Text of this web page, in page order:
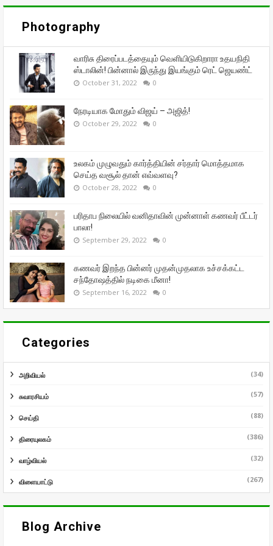
Photography
வாரிசு திரைப்படத்தையும் வெளியிடுகிறாரா உதயநிதி
ஸ்டாலின்! பின்னால் இருந்து இயங்கும் ரெட் ஜெயண்ட்
October 31, 2022 0
நேரடியாக மோதும் விஜய் – அஜித்!
October 29, 2022 0
உலகம் முழுவதும் கார்த்தியின் சர்தார் மொத்தமாக
செய்த வசூல் தான் எவ்வளவு?
October 28, 2022 0
பரிதாப நிலையில் வனிதாவின் முன்னாள் கணவர் பீட்டர்
பாலா!
September 29, 2022 0
கணவர் இறந்த பின்னர் முதன்முதலாக உச்சக்கட்ட
சந்தோஷத்தில் நடிகை மீனா!
September 16, 2022 0
Categories
அறிவியல் (34)
சுவாரசியம் (57)
செய்தி (88)
திரையுலகம் (386)
வாழ்வியல் (32)
விளையாட்டு (267)
Blog Archive